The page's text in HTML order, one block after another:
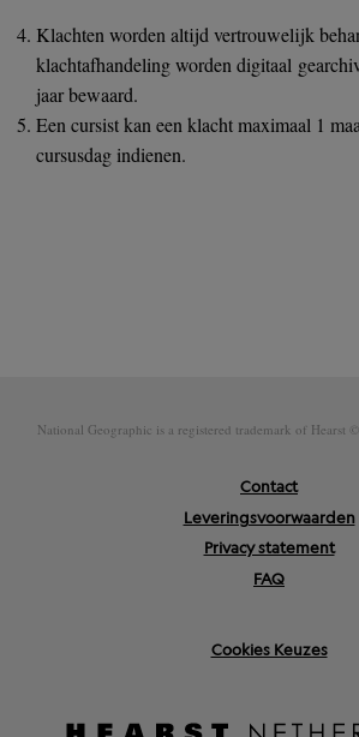
Klachten worden altijd vertrouwelijk
klachtafhandeling worden digitaal
jaar bewaard.
Een cursist kan een klacht maximaal 1
cursusdag indienen.
National Geographic is a registered trademark of Hearst
Contact
Leveringsvoorwaarden
Privacy statement
FAQ
Cookies Keuzes